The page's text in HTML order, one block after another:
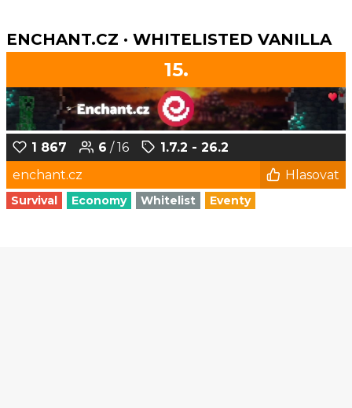
ENCHANT.CZ · WHITELISTED VANILLA
15.
1 867 6 / 16
1.7.2 - 26.2
enchant.cz
Hlasovat
Survival Economy Whitelist Eventy